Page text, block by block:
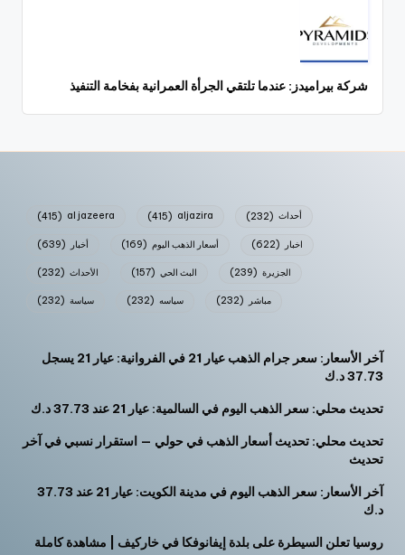
شركة بيراميدز: عندما تلتقي الجرأة العمرانية بفخامة التنفيذ
al jazeera
(415) aljazira
(415) أحداث (232)
أخبار (639) أسعار الذهب اليوم (169) اخبار (622)
الأحداث (232) البث الحي (157) الجزيرة (239)
سياسة (232) سياسه (232) مباشر (232)
آخر الأسعار: سعر جرام الذهب عيار 21 في الفروانية: عيار 21 يسجل
37.73 د.ك
تحديث محلي: سعر الذهب اليوم في السالمية: عيار 21 عند 37.73 د.ك
تحديث محلي: تحديث أسعار الذهب في حولي — استقرار نسبي في آخر
تحديث
آخر الأسعار: سعر الذهب اليوم في مدينة الكويت: عيار 21 عند 37.73
د.ك
روسيا تعلن السيطرة على بلدة إيفانوفكا في خاركيف | مشاهدة كاملة